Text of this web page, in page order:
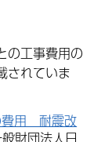
の工事費用の
されていま
費用 耐震改
般財団法人日